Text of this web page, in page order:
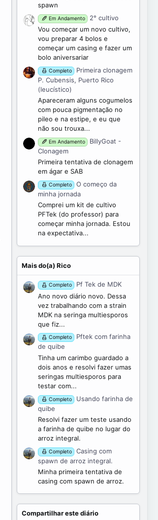
spawn
Em Andamento
2° cultivo
Vou começar um novo cultivo,
vou preparar 4 bolos e
começar um casing e fazer um
bolo aniversariar
Completo
Primeira clonagem
P. Cubensis, Puerto Rico
(leucístico)
Apareceram alguns cogumelos
com pouca pigmentação no
pileo e na estipe, e eu que
não sou trouxa...
Em Andamento
BillyGoat -
Clonagem
Primeira tentativa de clonagem
em ágar e SAB
Completo
O começo da
minha jornada
Comprei um kit de cultivo
PFTek (do professor) para
começar minha jornada. Estou
na expectativa...
Mais do(a) Rico
Completo
Pf Tek de MDK
Ano novo diário novo. Dessa
vez trabalhando com a strain
MDK na seringa multiesporos
que fiz...
Completo
Pftek com farinha
de quibe
Tinha um carimbo guardado a
dois anos e resolvi fazer umas
seringas multiesporos para
testar com...
Completo
Usando farinha de
quibe
Resolvi fazer um teste usando
a farinha de quibe no lugar do
arroz integral.
Completo
Casing com
spawn de arroz integral.
Minha primeira tentativa de
casing com spawn de arroz.
Compartilhar este diário